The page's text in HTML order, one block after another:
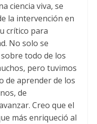
ciencia viva, se
la intervención en
crítico para
No solo se
todo de los
pero tuvimos
de aprender de los
de
Creo que el
más enriqueció al